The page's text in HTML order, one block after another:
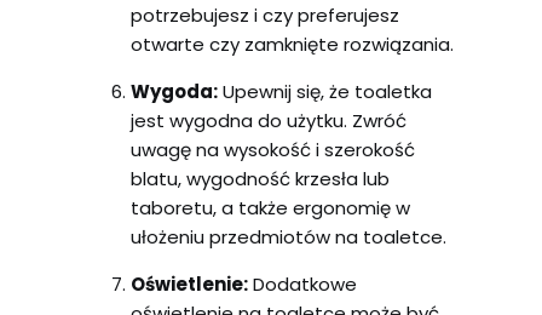
potrzebujesz i czy preferujesz
otwarte czy zamknięte rozwiązania.
Wygoda:Upewnij się, że toaletka
jest wygodna do użytku. Zwróć
uwagę na wysokość i szerokość
blatu, wygodność krzesła lub
taboretu, a także ergonomię w
ułożeniu przedmiotów na toaletce.
Oświetlenie:Dodatkowe